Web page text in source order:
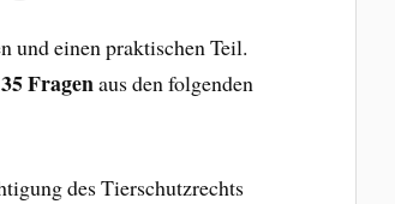
und einen praktischen Teil.
Fragenaus den folgenden
des Tierschutzrechts